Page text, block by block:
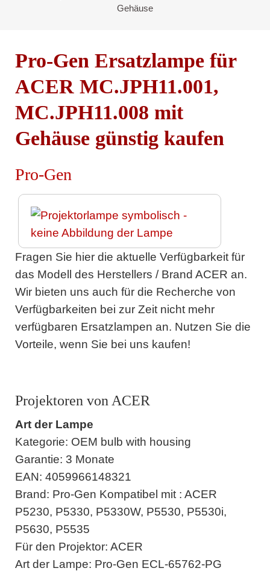
Gehäuse
Pro-Gen Ersatzlampe für
ACER MC.JPH11.001,
MC.JPH11.008 mit
Gehäuse günstig kaufen
Pro-Gen
Fragen Sie hier die aktuelle Verfügbarkeit für
das Modell des Herstellers / Brand ACER an.
Wir bieten uns auch für die Recherche von
Verfügbarkeiten bei zur Zeit nicht mehr
verfügbaren Ersatzlampen an. Nutzen Sie die
Vorteile, wenn Sie bei uns kaufen!
Projektoren von ACER
Art der Lampe
Kategorie: OEM bulb with housing
Garantie: 3 Monate
EAN: 4059966148321
Brand: Pro-Gen Kompatibel mit : ACER
P5230, P5330, P5330W, P5530, P5530i,
P5630, P5535
Für den Projektor: ACER
Art der Lampe: Pro-Gen ECL-65762-PG